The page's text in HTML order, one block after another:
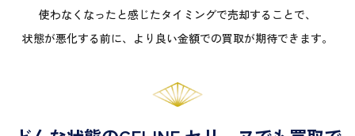
使わなくなったと感じたタイミングで売却することで、
状態が悪化する前に、より良い金額での買取が期待できます。